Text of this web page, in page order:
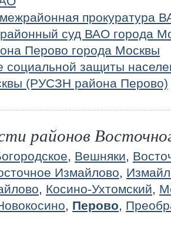
прокуратура
суд ВАО города
Перово города Москвы
социальной защиты
(РУСЗН района Перово)
районов
, Вешняки,
Измайлово,
, Косино-Ухтомский,
, Перово,